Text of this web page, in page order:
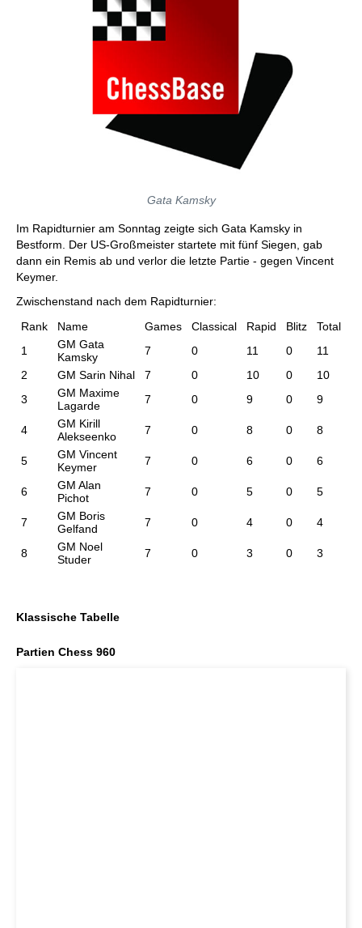
Gata Kamsky
Im Rapidturnier am Sonntag zeigte sich Gata Kamsky in
Bestform. Der US-Großmeister startete mit fünf Siegen, gab
dann ein Remis ab und verlor die letzte Partie - gegen Vincent
Keymer.
Zwischenstand nach dem Rapidturnier:
Rank
Name Games Classical Rapid Blitz
Total
1
GM Gata
Kamsky
7 0 11 0
11
2
GM Sarin Nihal 7 0 10 0
10
3
GM Maxime
Lagarde
7 0 9 0 9
4
GM Kirill
Alekseenko
7 0 8 0 8
5
GM Vincent
Keymer
7 0 6 0 6
6
GM Alan
Pichot
7 0 5 0 5
7
GM Boris
Gelfand
7 0 4 0 4
8
GM Noel
Studer
7 0 3 0 3
Klassische Tabelle
Partien Chess 960